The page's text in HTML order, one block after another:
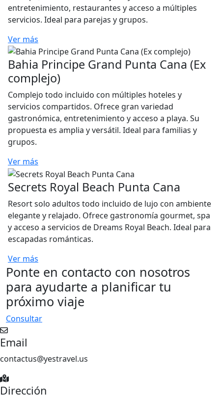
entretenimiento, restaurantes y acceso a múltiples
servicios. Ideal para parejas y grupos.
Ver más
Bahia Principe Grand Punta Cana (Ex
complejo)
Complejo todo incluido con múltiples hoteles y
servicios compartidos. Ofrece gran variedad
gastronómica, entretenimiento y acceso a playa. Su
propuesta es amplia y versátil. Ideal para familias y
grupos.
Ver más
Secrets Royal Beach Punta Cana
Resort solo adultos todo incluido de lujo con ambiente
elegante y relajado. Ofrece gastronomía gourmet, spa
y acceso a servicios de Dreams Royal Beach. Ideal para
escapadas románticas.
Ver más
Ponte en contacto con nosotros
para ayudarte a planificar tu
próximo viaje
Consultar
Email
contactus@yestravel.us
Dirección